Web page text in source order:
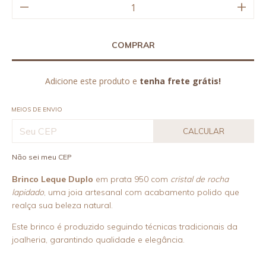
Adicione este produto e tenha frete grátis!
MEIOS DE ENVIO
CALCULAR
Não sei meu CEP
Brinco Leque Duplo em prata 950 com cristal de rocha
lapidado, uma joia artesanal com acabamento polido que
realça sua beleza natural.
Este brinco é produzido seguindo técnicas tradicionais da
joalheria, garantindo qualidade e elegância.